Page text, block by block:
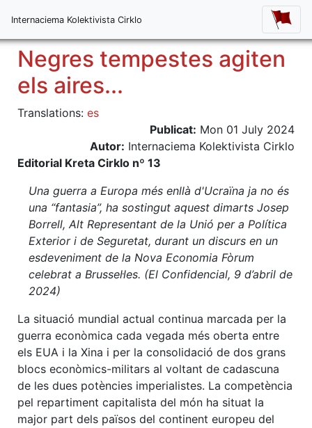
Internaciema Kolektivista Cirklo
Negres tempestes agiten
els aires...
Translations: es
Publicat: Mon 01 July 2024
Autor: Internaciema Kolektivista Cirklo
Editorial Kreta Cirklo nº 13
Una guerra a Europa més enllà d'Ucraïna ja no és
una “fantasia”, ha sostingut aquest dimarts Josep
Borrell, Alt Representant de la Unió per a Política
Exterior i de Seguretat, durant un discurs en un
esdeveniment de la Nova Economia Fòrum
celebrat a Brussel·les. (El Confidencial, 9 d’abril de
2024)
La situació mundial actual continua marcada per la
guerra econòmica cada vegada més oberta entre
els EUA i la Xina i per la consolidació de dos grans
blocs econòmics-militars al voltant de cadascuna
de les dues potències imperialistes. La competència
pel repartiment capitalista del món ha situat la
major part dels països del continent europeu del